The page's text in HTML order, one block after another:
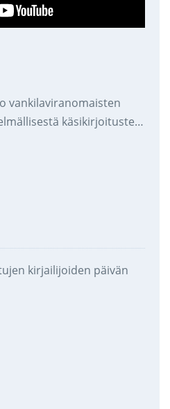
vankilaviranomaisten
käsikirjoitusten
kirjailijoiden päivän